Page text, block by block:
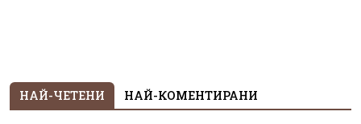
НАЙ-ЧЕТЕНИ НАЙ-КОМЕНТИРАНИ